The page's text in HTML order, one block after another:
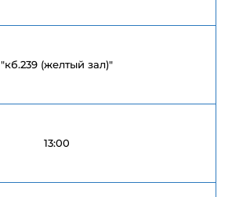
"кб.239 (желтый зал)"
13:00